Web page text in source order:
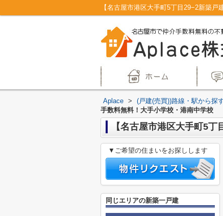
Aplace > (戸建(売買))路線・駅から探
手数料無料！大手小学校・港南中学校
【名古屋市港区大手町5
▼ご希望の住まいをお探しします
同じエリアの新築一戸建